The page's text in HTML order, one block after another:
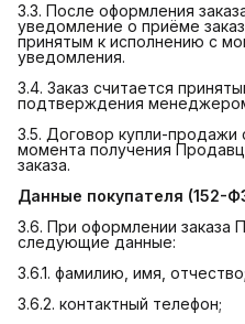
3.3. После оформления
уведомление о приёме
принятым к исполнению с
уведомления.
3.4. Заказ считается
подтверждения
3.5. Договор купли-продажи
момента получения
заказа.
Данные покупателя (152-
3.6. При оформлении заказа
следующие данные:
3.6.1. фамилию, имя, отчество;
3.6.2. контактный телефон;